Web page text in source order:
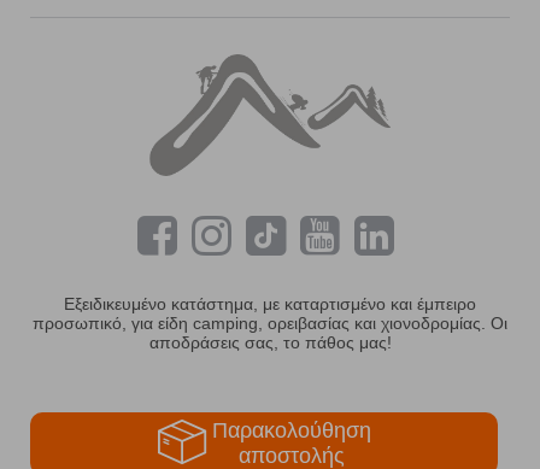
Εξειδικευμένο κατάστημα, με καταρτισμένο και έμπειρο
προσωπικό, για είδη camping, ορειβασίας και χιονοδρομίας. Οι
αποδράσεις σας, το πάθος μας!
Παρακολούθηση
αποστολής